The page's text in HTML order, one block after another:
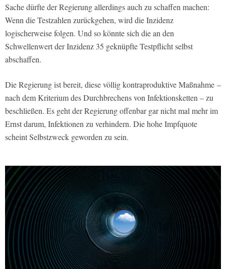
Sache dürfte der Regierung allerdings auch zu schaffen machen:
Wenn die Testzahlen zurückgehen, wird die Inzidenz
logischerweise folgen. Und so könnte sich die an den
Schwellenwert der Inzidenz 35 geknüpfte Testpflicht selbst
abschaffen.
Die Regierung ist bereit, diese völlig kontraproduktive Maßnahme –
nach dem Kriterium des Durchbrechens von Infektionsketten – zu
beschließen. Es geht der Regierung offenbar gar nicht mal mehr im
Ernst darum, Infektionen zu verhindern. Die hohe Impfquote
scheint Selbstzweck geworden zu sein.